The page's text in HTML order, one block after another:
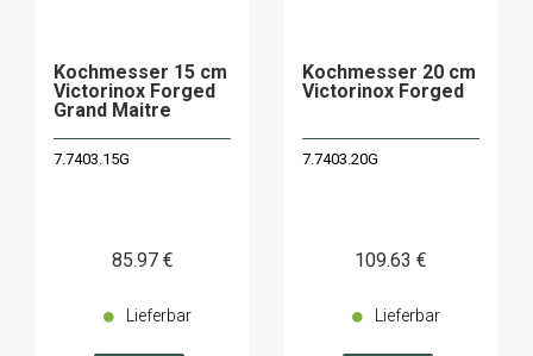
Kochmesser 15 cm
Victorinox Forged
Grand Maitre
7.7403.15G
85.97 €
Lieferbar
Kochmesser 20 cm
Victorinox Forged
7.7403.20G
109.63 €
Lieferbar